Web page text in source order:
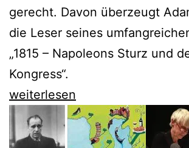
gerecht. Davon überzeugt
die Leser seines
„1815 – Napoleons Sturz und
Kongress“.
Adam
Zamoyski
großartiges
weiterlesen